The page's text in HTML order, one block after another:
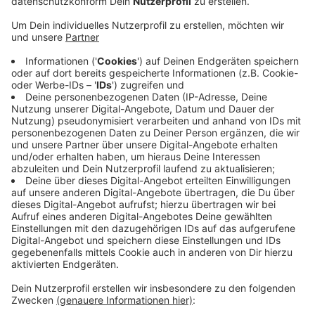
Veröffentlicht: Freitag, 29.10.2021 14:41
Anzeige
Laut den Ermittlern müssen die Wetter- und
Lichtverhältnisse dafür genauso sein, wie am
Unfallabend. Wann das so ist, müsse man beobachten.
Am Freitag, den 15.10.2021, war ein 84-jähriger
Neusser aus unbekannten Gründen zu Fuß auf der A46
beim Kreuz Neuss-West unterwegs. Die Polizei wollte
ihn eigentlich in Sicherheit bringen. Der Streifenwagen
erfasste ihn aber - Trotz Wiederbelebungsversuchen
starb der Mann noch an der Unfallstelle.
Anzeige